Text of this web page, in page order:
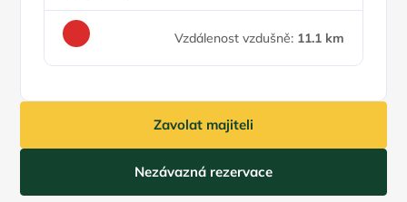
Vzdálenost vzdušně: 11.1 km
Zavolat majiteli
Nezávazná rezervace